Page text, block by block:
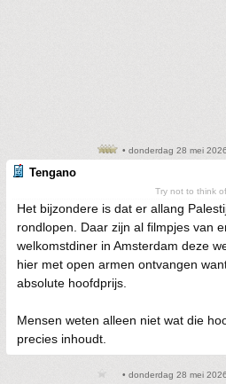
• donderdag 28 mei
Tengano
Try not to think
Het bijzondere is dat er allang
rondlopen. Daar zijn al filmpjes van
welkomstdiner in Amsterdam deze
hier met open armen ontvangen
absolute hoofdprijs.
Mensen weten alleen niet wat die
precies inhoudt.
• donderdag 28 mei